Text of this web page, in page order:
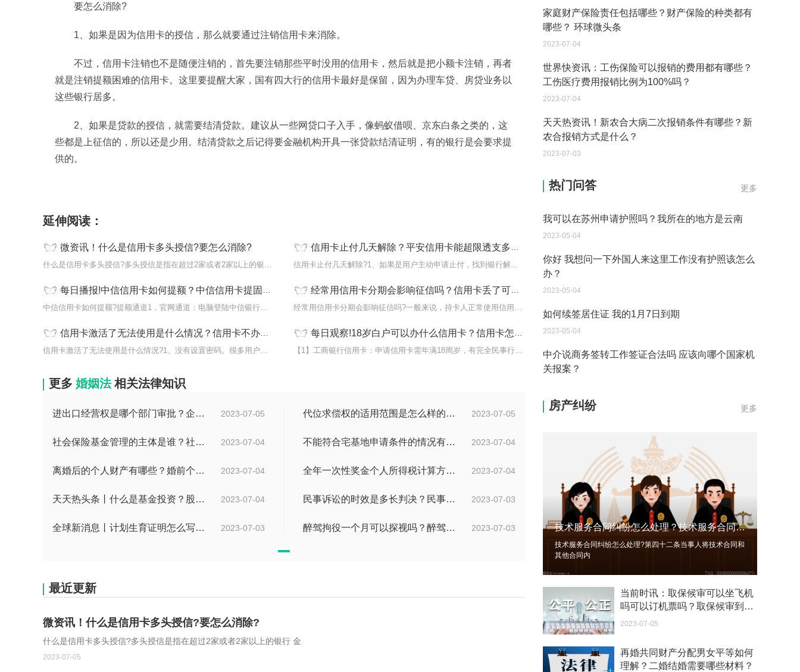
要怎么消除?
1、如果是因为信用卡的授信，那么就要通过注销信用卡来消除。
不过，信用卡注销也不是随便注销的，首先要注销那些平时没用的信用卡，然后就是把小额卡注销，再者
就是注销提额困难的信用卡。这里要提醒大家，国有四大行的信用卡最好是保留，因为办理车贷、房贷业务以
这些银行居多。
2、如果是贷款的授信，就需要结清贷款。建议从一些网贷口子入手，像蚂蚁借呗、京东白条之类的，这
些都是上征信的，所以还是少用。结清贷款之后记得要金融机构开具一张贷款结清证明，有的银行是会要求提
供的。
延伸阅读：
微资讯！什么是信用卡多头授信?要怎么消除? 信用卡止付几天解除？平安信用卡能超限透支多少额度？-当前播报
每日播报!中信信用卡如何提额？中信信用卡提固额技巧是什么？ 经常用信用卡分期会影响征信吗？信用卡丢了可以去银行注销吗？|当前热议
信用卡激活了无法使用是什么情况？信用卡不办理激活手续有什么后果？ 每日观察!18岁白户可以办什么信用卡？信用卡怎么选择适合自己的？
更多 婚姻法 相关法律知识
2023-07-05
进出口经营权是哪个部门审批？企业办理进出口权的流程是怎么样的？ 世界速讯 2023-07-05
代位求偿权的适用范围是怎么样的?代位求偿权的行使条件是什么？-独家
2023-07-04
社会保险基金管理的主体是谁？社会保险基金投资运营的管理有几方面？ 2023-07-04
不能符合宅基地申请条件的情况有哪些？申请宅基地需要哪些材料？
2023-07-04
离婚后的个人财产有哪些？婚前个人财产要怎么证明？ 2023-07-04
全年一次性奖金个人所得税计算方法是什么？个税专项附加扣除如何界定？
2023-07-04
天天热头条丨什么是基金投资？股票中的价值投资是什么意思？ 2023-07-03
民事诉讼的时效是多长判决？民事诉讼的诉讼费用计算-天天简讯
2023-07-03
全球新消息丨计划生育证明怎么写？计划生育证明都需要什么材料？ 2023-07-03
醉驾拘役一个月可以探视吗？醉驾判拘役当庭执行吗？
最近更新
微资讯！什么是信用卡多头授信?要怎么消除?
什么是信用卡多头授信?多头授信是指在超过2家或者2家以上的银行 金
2023-07-05
家庭财产保险责任包括哪些？财产保险的种类都有
哪些？ 环球微头条
2023-07-04
世界快资讯：工伤保险可以报销的费用都有哪些？
工伤医疗费用报销比例为100%吗？
2023-07-04
天天热资讯！新农合大病二次报销条件有哪些？新
农合报销方式是什么？
2023-07-03
更多
热门问答
外国旅游签证可以在中国大使馆登记结婚吗？
我可以在苏州申请护照吗？我所在的地方是云南
2023-05-04
你好 我想问一下外国人来这里工作没有护照该怎么
办？
2023-05-04
如何续签居住证 我的1月7日到期
2023-05-04
中介说商务签转工作签证合法吗 应该向哪个国家机
关报案？
你好 我需要申请去美国结婚的签证 过程是什么？
代理权的产生原因是什么？当我国没有外贸经营权
的企业委托外贸公司进出口贸易时，相关当事人的
权利和责任是什么？
2023-05-04
单纯的遗产赠要缴税吗？
2023-05-05
遗产继承必须要公证吗？
继承遗产的份额怎么分配？
2023-05-05
父母过世后如何办理房产过户？
房屋遗产可以直接买吗？
更多
房产纠纷
技术服务合同纠纷怎么处理？技术服务合同属于什么合同？
技术服务合同纠纷怎么处理?第四十二条当事人将技术合同和
其他合同内
当前时讯：取保候审可以坐飞机
吗可以订机票吗？取保候审到期
能连续吗？
2023-07-05
再婚共同财产分配男女平等如何
理解？二婚结婚需要哪些材料？